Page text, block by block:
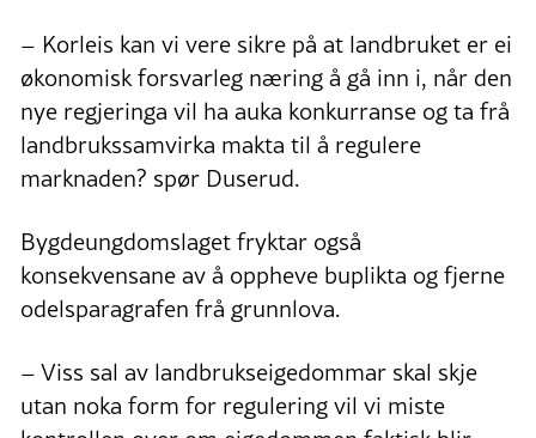
– Korleis kan vi vere sikre på at landbruket er ei
økonomisk forsvarleg næring å gå inn i, når den
nye regjeringa vil ha auka konkurranse og ta frå
landbrukssamvirka makta til å regulere
marknaden? spør Duserud.
Bygdeungdomslaget fryktar også
konsekvensane av å oppheve buplikta og fjerne
odelsparagrafen frå grunnlova.
– Viss sal av landbrukseigedommar skal skje
utan noka form for regulering vil vi miste